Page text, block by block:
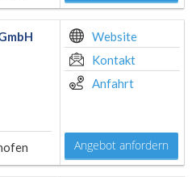
Website
Kontakt
Anfahrt
Angebot anfordern